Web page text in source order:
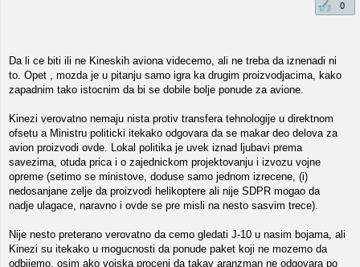
0
Da li ce biti ili ne Kineskih aviona videcemo, ali ne treba da iznenadi ni
to. Opet , mozda je u pitanju samo igra ka drugim proizvodjacima, kako
zapadnim tako istocnim da bi se dobile bolje ponude za avione.
Kinezi verovatno nemaju nista protiv transfera tehnologije u direktnom
ofsetu a Ministru politicki itekako odgovara da se makar deo delova za
avion proizvodi ovde. Lokal politika je uvek iznad ljubavi prema
savezima, otuda prica i o zajednickom projektovanju i izvozu vojne
opreme (setimo se ministove, doduse samo jednom izrecene, (i)
nedosanjane zelje da proizvodi helikoptere ali nije SDPR mogao da
nadje ulagace, naravno i ovde se pre misli na nesto sasvim trece).
Nije nesto preterano verovatno da cemo gledati J-10 u nasim bojama, ali
Kinezi su itekako u mogucnosti da ponude paket koji ne mozemo da
odbijemo, osim ako vojska proceni da takav aranzman ne odgovara po